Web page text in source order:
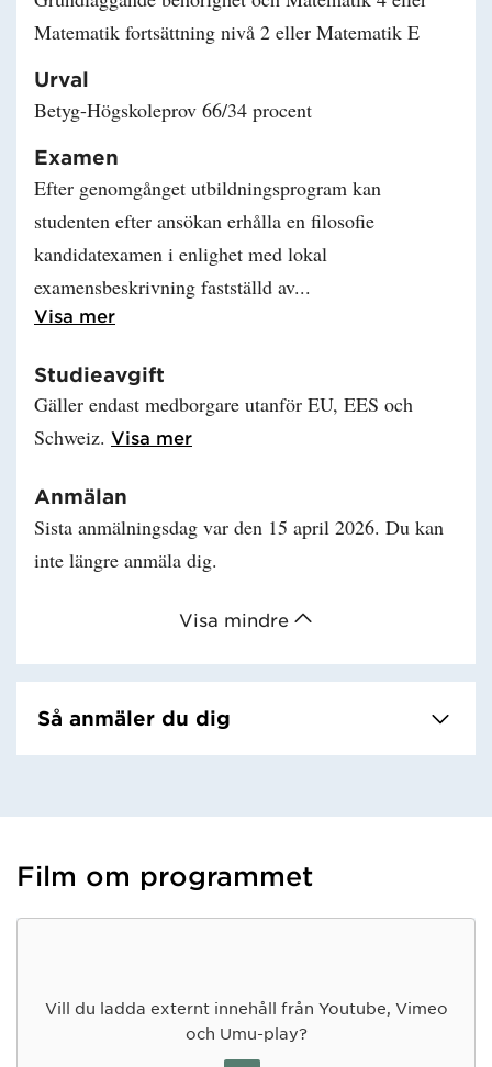
Visa mindre
Matematik fortsättning nivå 2 eller Matematik E
Urval
Betyg-Högskoleprov 66/34 procent
Examen
Efter genomgånget utbildningsprogram kan
studenten efter ansökan erhålla en filosofie
kandidatexamen i enlighet med lokal
examensbeskrivning fastställd av
Visa mer
Studieavgift
Gäller endast medborgare utanför EU, EES och
Schweiz. Visa merLäs mer om Studieavgift
Anmälan
Sista anmälningsdag var den 15 april 2026. Du kan
inte längre anmäla dig.
Så anmäler du dig
Film om programmet
Vill du ladda externt innehåll från Youtube, Vimeo
och Umu-play?